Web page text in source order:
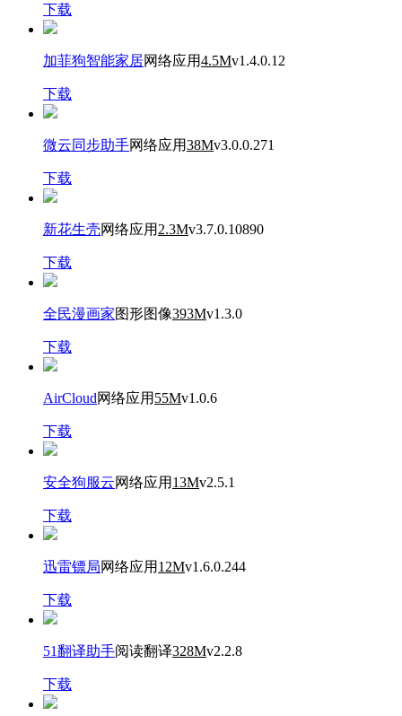
下载
加菲狗智能家居网络应用4.5Mv1.4.0.12
下载
微云同步助手网络应用38Mv3.0.0.271
下载
新花生壳网络应用 2.3Mv3.7.0.10890
下载
全民漫画家图形图像393Mv1.3.0
下载
AirCloud网络应用 55Mv1.0.6
下载
安全狗服云网络应用 13Mv2.5.1
下载
迅雷镖局网络应用 12Mv1.6.0.244
下载
51翻译助手阅读翻译328Mv2.2.8
下载